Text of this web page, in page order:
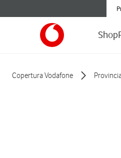
Shop
Copertura Vodafone